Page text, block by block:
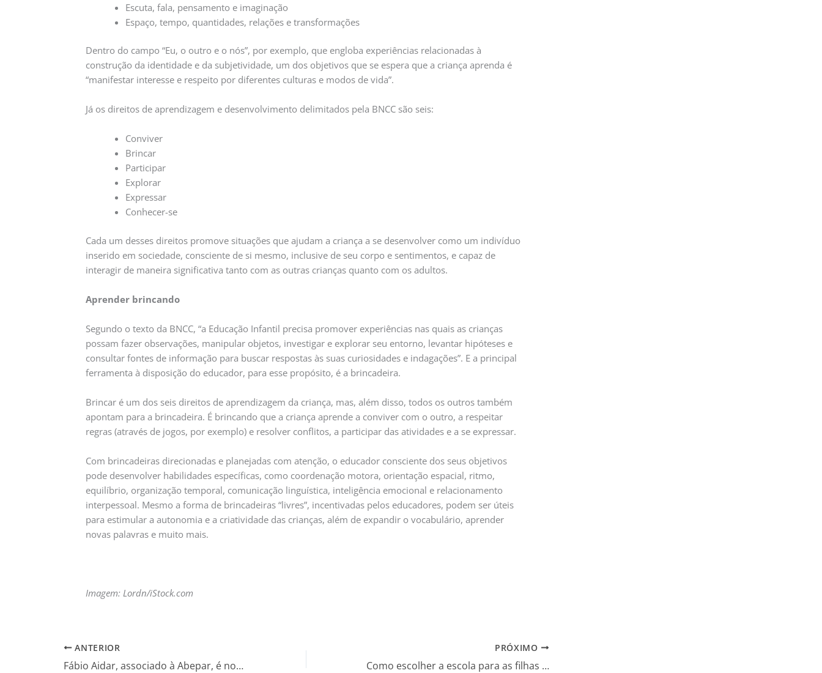
Escuta, fala, pensamento e imaginação
Espaço, tempo, quantidades, relações e transformações
Dentro do campo “Eu, o outro e o nós”, por exemplo, que engloba experiências relacionadas à
construção da identidade e da subjetividade, um dos objetivos que se espera que a criança aprenda é
“manifestar interesse e respeito por diferentes culturas e modos de vida”.
Já os direitos de aprendizagem e desenvolvimento delimitados pela BNCC são seis:
Conviver
Brincar
Participar
Explorar
Expressar
Conhecer-se
Cada um desses direitos promove situações que ajudam a criança a se desenvolver como um indivíduo
inserido em sociedade, consciente de si mesmo, inclusive de seu corpo e sentimentos, e capaz de
interagir de maneira significativa tanto com as outras crianças quanto com os adultos.
Aprender brincando
Segundo o texto da BNCC, “a Educação Infantil precisa promover experiências nas quais as crianças
possam fazer observações, manipular objetos, investigar e explorar seu entorno, levantar hipóteses e
consultar fontes de informação para buscar respostas às suas curiosidades e indagações”. E a principal
ferramenta à disposição do educador, para esse propósito, é a brincadeira.
Brincar é um dos seis direitos de aprendizagem da criança, mas, além disso, todos os outros também
apontam para a brincadeira. É brincando que a criança aprende a conviver com o outro, a respeitar
regras (através de jogos, por exemplo) e resolver conflitos, a participar das atividades e a se expressar.
Com brincadeiras direcionadas e planejadas com atenção, o educador consciente dos seus objetivos
pode desenvolver habilidades específicas, como coordenação motora, orientação espacial, ritmo,
equilíbrio, organização temporal, comunicação linguística, inteligência emocional e relacionamento
interpessoal. Mesmo a forma de brincadeiras “livres”, incentivadas pelos educadores, podem ser úteis
para estimular a autonomia e a criatividade das crianças, além de expandir o vocabulário, aprender
novas palavras e muito mais.
Imagem: Lordn/iStock.com
ANTERIOR
Fábio Aidar, associado à Abepar, é nomeado membro do Conselho Estadual de Educação
PRÓXIMO
Como escolher a escola para as filhas e filhos?